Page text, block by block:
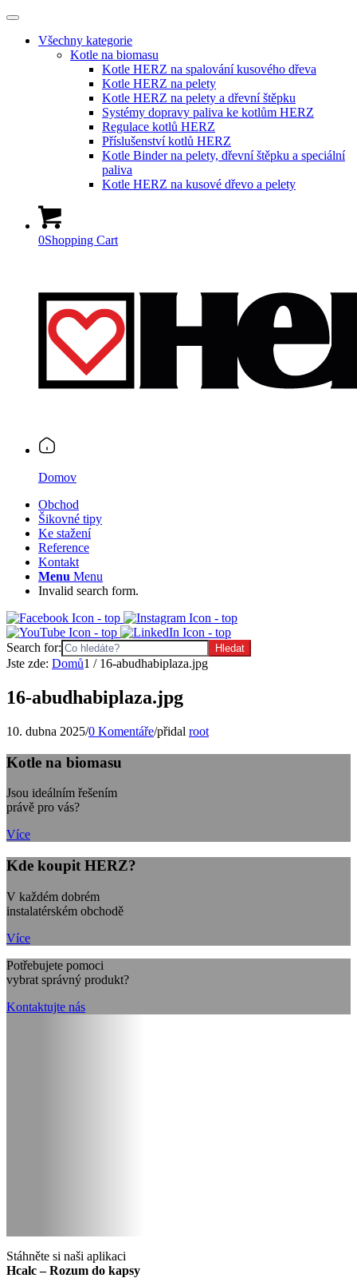
Všechny kategorie
Kotle na biomasu
Kotle HERZ na spalování kusového dřeva
Kotle HERZ na pelety
Kotle HERZ na pelety a dřevní štěpku
Systémy dopravy paliva ke kotlům HERZ
Regulace kotlů HERZ
Příslušenství kotlů HERZ
Kotle Binder na pelety, dřevní štěpku a speciální
paliva
Kotle HERZ na kusové dřevo a pelety
0Shopping Cart
Domov
Obchod
Šikovné tipy
Ke stažení
Reference
Kontakt
Menu Menu
Invalid search form.
Search for:
Jste zde: Domů1 / 16-abudhabiplaza.jpg
16-abudhabiplaza.jpg
10. dubna 2025/0 Komentáře/přidal root
Kotle na biomasu
Jsou ideálním řešením
právě pro vás?
Více
Kde koupit HERZ?
V každém dobrém
instalatérském obchodě
Více
Potřebujete pomoci
vybrat správný produkt?
Kontaktujte nás
Stáhněte si naši aplikaci
Hcalc – Rozum do kapsy